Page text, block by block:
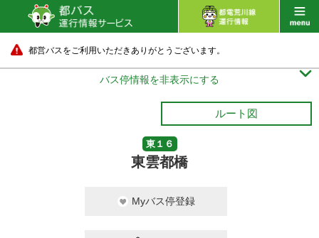
都営バスをご利用いただきありがとうございます。
バス停情報を非表示にする 
ルート図
東１６
東雲都橋
Myバス停登録